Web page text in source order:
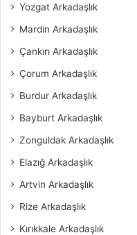
Yozgat Arkadaşlık
Mardin Arkadaşlık
Çankırı Arkadaşlık
Çorum Arkadaşlık
Burdur Arkadaşlık
Bayburt Arkadaşlık
Zonguldak Arkadaşlık
Elazığ Arkadaşlık
Artvin Arkadaşlık
Rize Arkadaşlık
Kırıkkale Arkadaşlık